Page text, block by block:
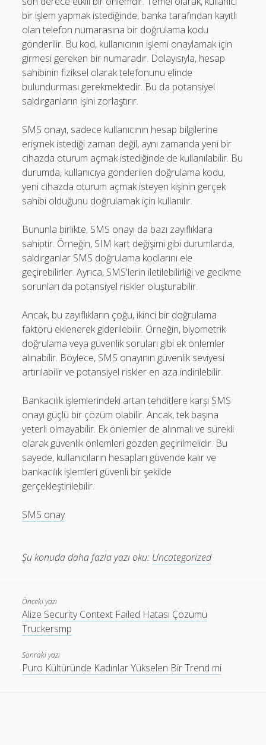
bir işlem yapmak istediğinde, banka tarafından kayıtlı
olan telefon numarasına bir doğrulama kodu
gönderilir. Bu kod, kullanıcının işlemi onaylamak için
girmesi gereken bir numaradır. Dolayısıyla, hesap
sahibinin fiziksel olarak telefonunu elinde
bulundurması gerekmektedir. Bu da potansiyel
saldırganların işini zorlaştırır.
SMS onayı, sadece kullanıcının hesap bilgilerine
erişmek istediği zaman değil, aynı zamanda yeni bir
cihazda oturum açmak istediğinde de kullanılabilir. Bu
durumda, kullanıcıya gönderilen doğrulama kodu,
yeni cihazda oturum açmak isteyen kişinin gerçek
sahibi olduğunu doğrulamak için kullanılır.
Bununla birlikte, SMS onayı da bazı zayıflıklara
sahiptir. Örneğin, SIM kart değişimi gibi durumlarda,
saldırganlar SMS doğrulama kodlarını ele
geçirebilirler. Ayrıca, SMS'lerin iletilebilirliği ve gecikme
sorunları da potansiyel riskler oluşturabilir.
Ancak, bu zayıflıkların çoğu, ikinci bir doğrulama
faktörü eklenerek giderilebilir. Örneğin, biyometrik
doğrulama veya güvenlik soruları gibi ek önlemler
alınabilir. Böylece, SMS onayının güvenlik seviyesi
artırılabilir ve potansiyel riskler en aza indirilebilir.
Bankacılık işlemlerindeki artan tehditlere karşı SMS
onayı güçlü bir çözüm olabilir. Ancak, tek başına
yeterli olmayabilir. Ek önlemler de alınmalı ve sürekli
olarak güvenlik önlemleri gözden geçirilmelidir. Bu
sayede, kullanıcıların hesapları güvende kalır ve
bankacılık işlemleri güvenli bir şekilde
gerçekleştirilebilir.
SMS onay
Şu konuda daha fazla yazı oku: Uncategorized
Önceki yazı
Alize Security Context Failed Hatası Çözümü
Truckersmp
Sonraki yazı
Puro Kültüründe Kadınlar Yükselen Bir Trend mi